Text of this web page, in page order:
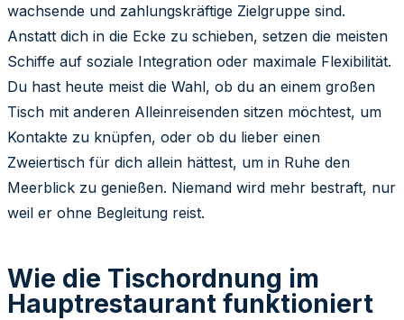
wachsende und zahlungskräftige Zielgruppe sind.
Anstatt dich in die Ecke zu schieben, setzen die meisten
Schiffe auf soziale Integration oder maximale Flexibilität.
Du hast heute meist die Wahl, ob du an einem großen
Tisch mit anderen Alleinreisenden sitzen möchtest, um
Kontakte zu knüpfen, oder ob du lieber einen
Zweiertisch für dich allein hättest, um in Ruhe den
Meerblick zu genießen. Niemand wird mehr bestraft, nur
weil er ohne Begleitung reist.
Wie die Tischordnung im
Hauptrestaurant funktioniert